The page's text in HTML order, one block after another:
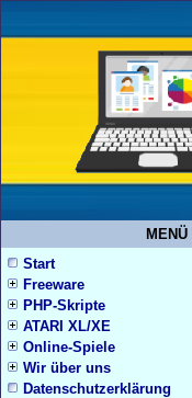
MENÜ
Start
Freeware
PHP-Skripte
ATARI XL/XE
Online-Spiele
Wir über uns
Datenschutzerklärung